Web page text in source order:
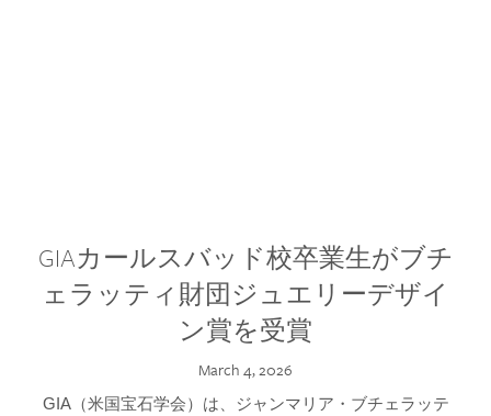
GIAカールスバッド校卒業生がブチ
ェラッティ財団ジュエリーデザイ
ン賞を受賞
March 4, 2026
GIA（米国宝石学会）は、ジャンマリア・ブチェラッテ